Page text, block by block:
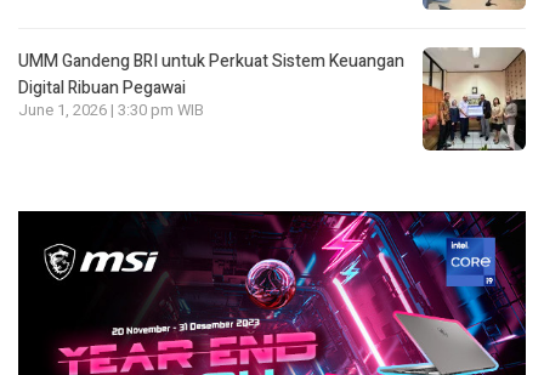
UMM Gandeng BRI untuk Perkuat Sistem Keuangan
Digital Ribuan Pegawai
June 1, 2026 | 3:30 pm WIB